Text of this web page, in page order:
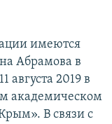
имеются
Абрамова в
августа 2019 в
академическом
В связи с